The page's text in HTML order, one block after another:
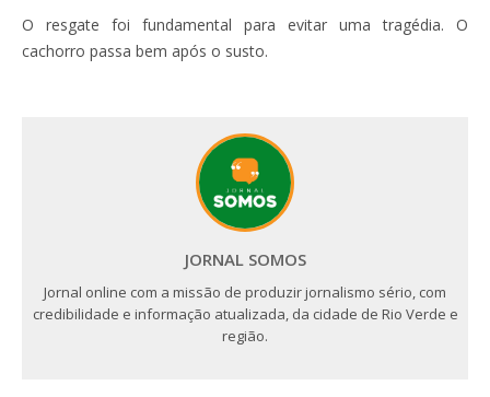
O resgate foi fundamental para evitar uma tragédia. O
cachorro passa bem após o susto.
JORNAL SOMOS
Jornal online com a missão de produzir jornalismo sério, com
credibilidade e informação atualizada, da cidade de Rio Verde e
região.